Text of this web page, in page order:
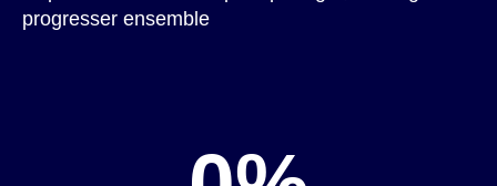
progresser ensemble